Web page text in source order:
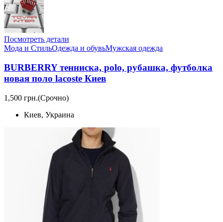
Посмотреть детали
Мода и СтильОдежда и обувьМужская одежда
BURBERRY тенниска, polo, рубашка, футболка
новая поло lacoste Киев
1,500 грн.(Срочно)
Киев, Украина